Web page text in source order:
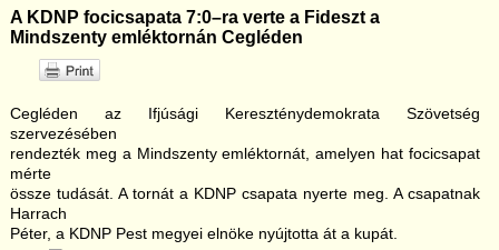
A KDNP focicsapata 7:0–ra verte a Fideszt a
Mindszenty emléktornán Cegléden
Cegléden az Ifjúsági Kereszténydemokrata Szövetség
szervezésében
rendezték meg a Mindszenty emléktornát, amelyen hat focicsapat
mérte
össze tudását. A tornát a KDNP csapata nyerte meg. A csapatnak
Harrach
Péter, a KDNP Pest megyei elnöke nyújtotta át a kupát.